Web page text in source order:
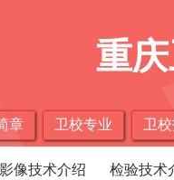
重
章 卫校专业 卫
影像技术介绍 检验技术